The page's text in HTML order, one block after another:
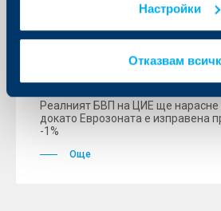
Настройки
Отказвам
Ситуацията в
Европа отразява
Еврозоната
11 януари 2012
Реалният БВП на ЦИЕ ще нарасне
докато Еврозоната е изправена
-1%
Още